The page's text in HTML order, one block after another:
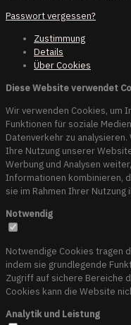
Passwort vergessen?
Zustimmung
Details
ÜberCookies
Diese Website verwendet
Wir verwenden Cookies, um
Funktionen für soziale
Datenverkehr zu
Ihre Nutzung unserer
Werbung und Analysen
Informationen kombinieren,
sie im Rahmen Ihrer
Notwendig
Notwendige Cookies tragen
indem sie grundlegende
Zugriff auf sichere Bereiche
Cookies kann die Website
Analytik und Leistung